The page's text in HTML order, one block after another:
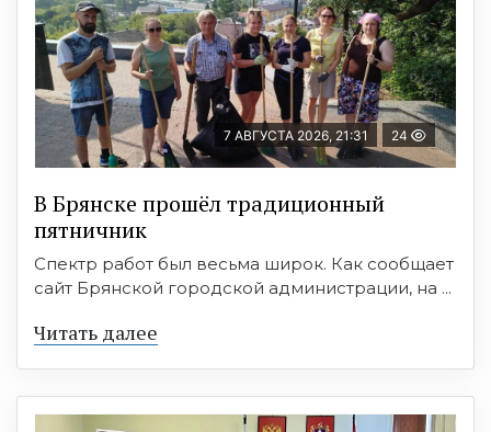
7 АВГУСТА 2026, 21:31 24
В Брянске прошёл традиционный
пятничник
Спектр работ был весьма широк. Как сообщает
сайт Брянской городской администрации, на ...
Читать далее